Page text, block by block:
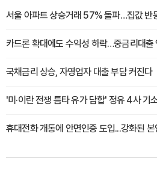
서울 아파트 상승거래 57% 돌파…집값 반
카드론 확대에도 수익성 하락…중금리대출
국채금리 상승, 자영업자 대출 부담 커진다
'미·이란 전쟁 틈타 유가 담합' 정유 4사 기
휴대전화 개통에 안면인증 도입...강화된